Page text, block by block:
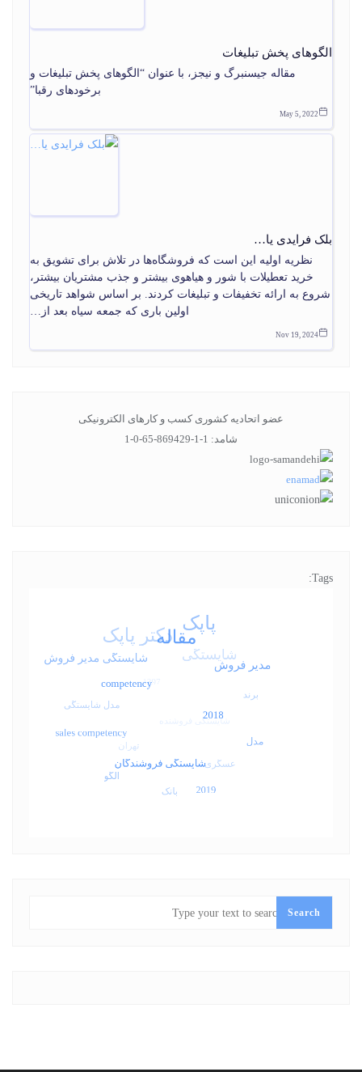
الگوهای پخش تبليغات
مقاله جیسنبرگ و نیجز، با عنوان “الگوهای پخش تبلیغات و
برخودهای رقبا”
May 5, 2022
بلک فرایدی یا…
نظریه اولیه این است که فروشگاه‌ها در تلاش برای تشویق به
خرید تعطیلات با شور و هیاهوی بیشتر و جذب مشتریان بیشتر،
شروع به ارائه تخفیفات و تبلیغات کردند. بر اساس شواهد تاریخی
اولین باری که جمعه سیاه بعد از…
Nov 19, 2024
عضو اتحادیه کشوری کسب و کارهای الکترونیکی
شامد: 1-1-869429-65-0-1
Tags:
Search